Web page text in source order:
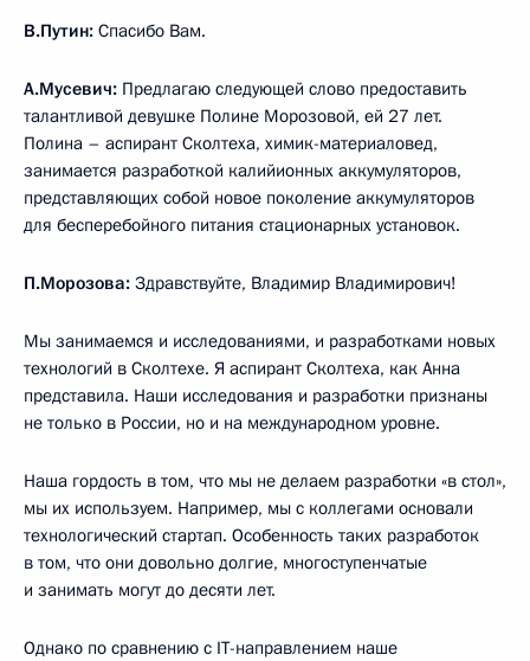
В.Путин: Спасибо Вам.
А.Мусевич: Предлагаю следующей слово предоставить
талантливой девушке Полине Морозовой, ей 27 лет.
Полина – аспирант Сколтеха, химик-материаловед,
занимается разработкой калийионных аккумуляторов,
представляющих собой новое поколение аккумуляторов
для бесперебойного питания стационарных установок.
П.Морозова: Здравствуйте, Владимир Владимирович!
Мы занимаемся и исследованиями, и разработками новых
технологий в Сколтехе. Я аспирант Сколтеха, как Анна
представила. Наши исследования и разработки признаны
не только в России, но и на международном уровне.
Наша гордость в том, что мы не делаем разработки «в стол»,
мы их используем. Например, мы с коллегами основали
технологический стартап. Особенность таких разработок
в том, что они довольно долгие, многоступенчатые
и занимать могут до десяти лет.
Однако по сравнению с IT-направлением наше